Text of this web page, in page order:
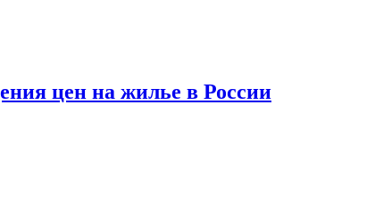
цен на жилье в России